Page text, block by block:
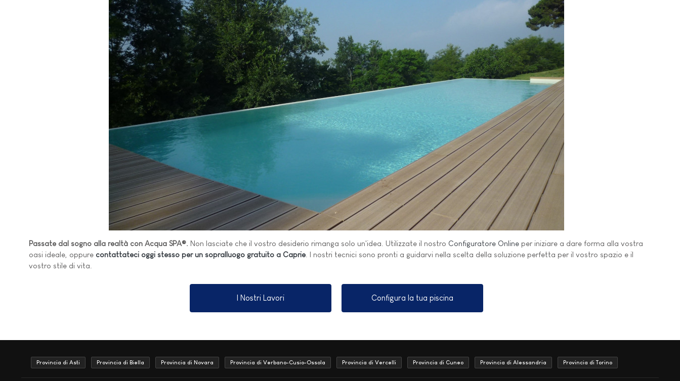
Passate dal sogno alla realtà con Acqua SPA®. Non lasciate che il vostro desiderio rimanga solo un'idea. Utilizzate il nostro Configuratore Online per iniziare a dare forma alla vostra
oasi ideale, oppure contattateci oggi stesso per un sopralluogo gratuito a Caprie . I nostri tecnici sono pronti a guidarvi nella scelta della soluzione perfetta per il vostro spazio e il
vostro stile di vita.
I Nostri Lavori Configura la tua piscina
Provincia di Asti Provincia di Biella Provincia di Novara Provincia di Verbano-Cusio-Ossola Provincia di Vercelli Provincia di Cuneo Provincia di Alessandria Provincia di Torino